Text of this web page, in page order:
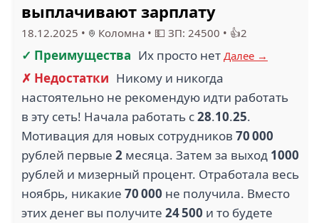
выплачивают зарплату
18.12.2025 • Коломна • 💵 ЗП: 24500 • 👍2
✓ Преимущества Их просто нет Далее →
✗ Недостатки Никому и никогда
настоятельно не рекомендую идти работать
в эту сеть! Начала работать с28.10.25.
Мотивация для новых сотрудников 70 000
рублей первые 2 месяца. Затем за выход 1000
рублей и мизерный процент. Отработала весь
ноябрь, никакие 70 000 не получила. Вместо
этих денег вы получите 24 500 и то будете